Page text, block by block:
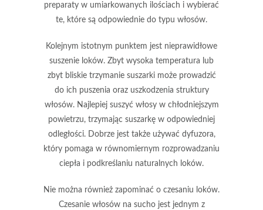
preparaty w umiarkowanych ilościach i wybierać
te, które są odpowiednie do typu włosów.
Kolejnym istotnym punktem jest nieprawidłowe
suszenie loków. Zbyt wysoka temperatura lub
zbyt bliskie trzymanie suszarki może prowadzić
do ich puszenia oraz uszkodzenia struktury
włosów. Najlepiej suszyć włosy w chłodniejszym
powietrzu, trzymając suszarkę w odpowiedniej
odległości. Dobrze jest także używać dyfuzora,
który pomaga w równomiernym rozprowadzaniu
ciepła i podkreślaniu naturalnych loków.
Nie można również zapominać o czesaniu loków.
Czesanie włosów na sucho jest jednym z